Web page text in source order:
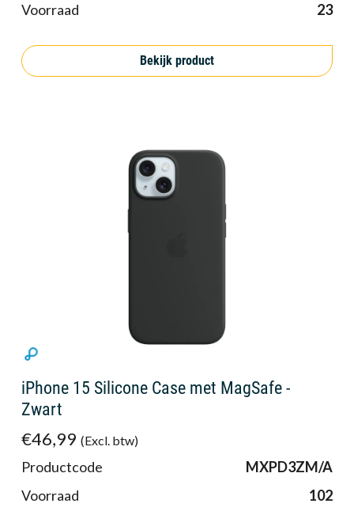
Voorraad
23
Bekijk product
iPhone 15 Silicone Case met MagSafe -
Zwart
€46,99 (Excl. btw)
Productcode
MXPD3ZM/A
Voorraad
102